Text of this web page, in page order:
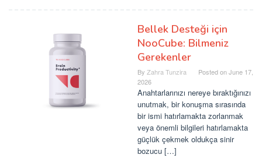
Bellek Desteği için
NooCube: Bilmeniz
Gerekenler
By Zahra Tunzira Posted onJune 17,
2026
Anahtarlarınızı nereye bıraktığınızı
unutmak, bir konuşma sırasında
bir ismi hatırlamakta zorlanmak
veya önemli bilgileri hatırlamakta
güçlük çekmek oldukça sinir
bozucu […]